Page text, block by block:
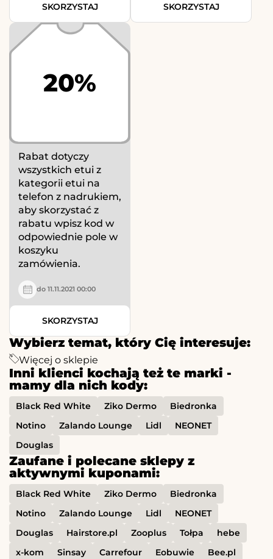
Wybierz temat, który Cię interesuje:
Więcej o sklepie
Inni klienci kochają też te marki -
mamy dla nich kody:
Black Red White Ziko Dermo
Biedronka
Notino
Zalando Lounge Lidl
NEONET
Douglas
Zaufane i polecane sklepy z
aktywnymi kuponami:
Black Red White Ziko Dermo
Biedronka
Notino
Zalando Lounge Lidl
NEONET
Douglas
Hairstore.pl Zooplus Tołpa
hebe
x-kom
Sinsay Carrefour Eobuwie Bee.pl
SKORZYSTAJ SKORZYSTAJ
20%
Rabat dotyczy
wszystkich etui z
kategorii etui na
telefon z nadrukiem,
aby skorzystać z
rabatu wpisz kod w
odpowiednie pole w
koszyku
zamówienia.
do 11.11.2021 00:00
SKORZYSTAJ